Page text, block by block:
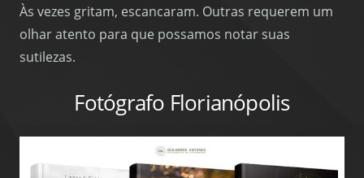
Às vezes gritam, escancaram. Outras requerem um
olhar atento para que possamos notar suas
sutilezas.
Fotógrafo Florianópolis